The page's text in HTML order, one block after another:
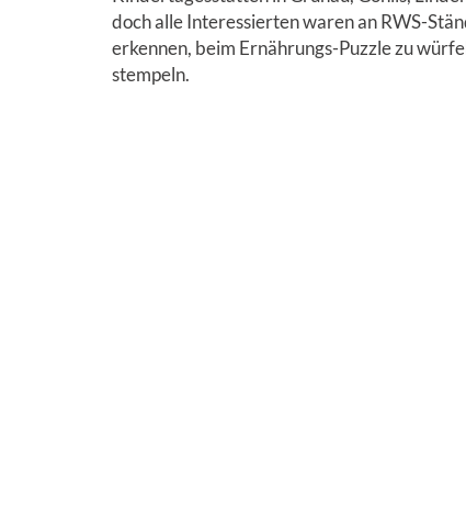
doch alle Interessierten waren an RWS-
erkennen, beim Ernährungs-Puzzle zu
stempeln.